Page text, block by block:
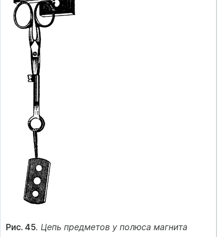
Рис. 45. Цепь предметов у полюса магнита